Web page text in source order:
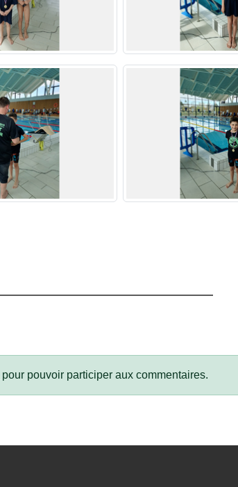
pour pouvoir participer aux commentaires.